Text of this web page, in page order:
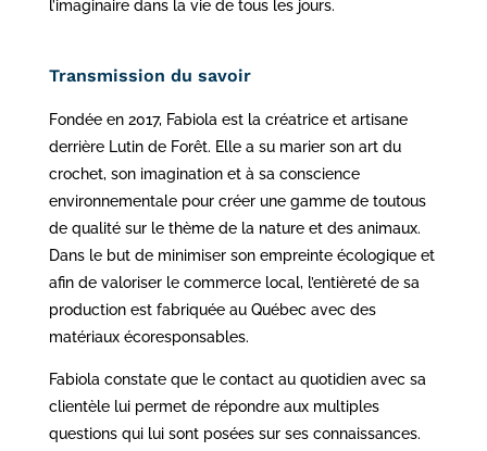
l’imaginaire dans la vie de tous les jours.
Transmission du savoir
Fondée en 2017, Fabiola est la créatrice et artisane
derrière Lutin de Forêt. Elle a su marier son art du
crochet, son imagination et à sa conscience
environnementale pour créer une gamme de toutous
de qualité sur le thème de la nature et des animaux.
Dans le but de minimiser son empreinte écologique et
afin de valoriser le commerce local, l’entièreté de sa
production est fabriquée au Québec avec des
matériaux écoresponsables.
Fabiola constate que le contact au quotidien avec sa
clientèle lui permet de répondre aux multiples
questions qui lui sont posées sur ses connaissances.